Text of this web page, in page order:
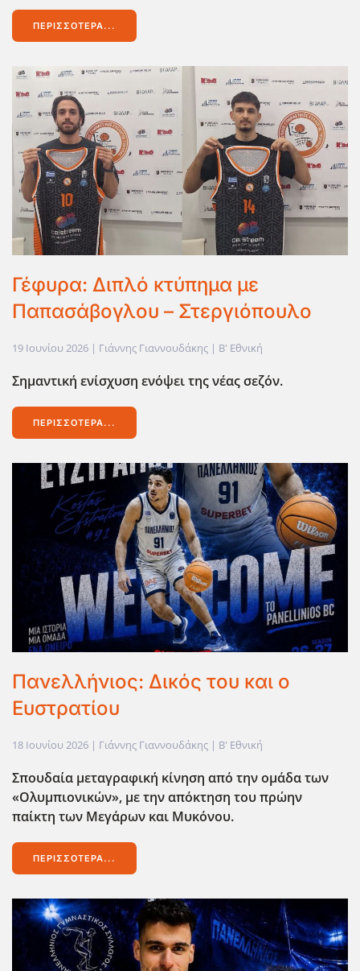
ΠΕΡΙΣΣΌΤΕΡΑ...
Γέφυρα: Διπλό κτύπημα με
Παπασάβογλου – Στεργιόπουλο
19 Ιουνίου 2026 | Γιάννης Γιαννουδάκης | Β' Εθνική
Σημαντική ενίσχυση ενόψει της νέας σεζόν.
ΠΕΡΙΣΣΌΤΕΡΑ...
Πανελλήνιος: Δικός του και ο
Ευστρατίου
18 Ιουνίου 2026 | Γιάννης Γιαννουδάκης | Β' Εθνική
Σπουδαία μεταγραφική κίνηση από την ομάδα των
«Ολυμπιονικών», με την απόκτηση του πρώην
παίκτη των Μεγάρων και Μυκόνου.
ΠΕΡΙΣΣΌΤΕΡΑ...